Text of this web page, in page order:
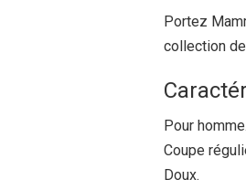
Portez
collection
Pour homme.
Coupe
Doux.